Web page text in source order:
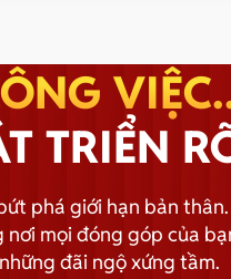
TRIỂN
phá giới hạn bản
mọi đóng góp của
đãi ngộ xứng tầm.